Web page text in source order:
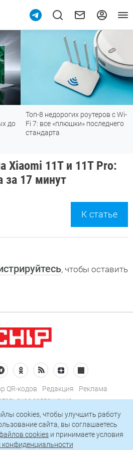
до
Топ-8 недорогих роутеров с Wi-
Fi 7: все «плюшки» последнего
стандарта
Xiaomi 11T и 11T Pro:
за 17 минут
К статье
, чтобы оставить
QR-кодов Редакция
Реклама
соглашение
конфиденциальности
на рассылку
cookies, чтобы улучшить работу
сайта, вы соглашаетесь
cookies и принимаете условия
конфиденциальности